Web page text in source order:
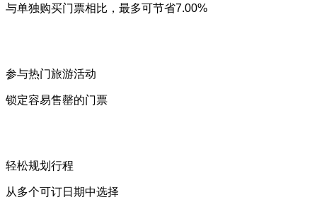
与单独购买门票相比，最多可节省7.00%
参与热门旅游活动
锁定容易售罄的门票
轻松规划行程
从多个可订日期中选择